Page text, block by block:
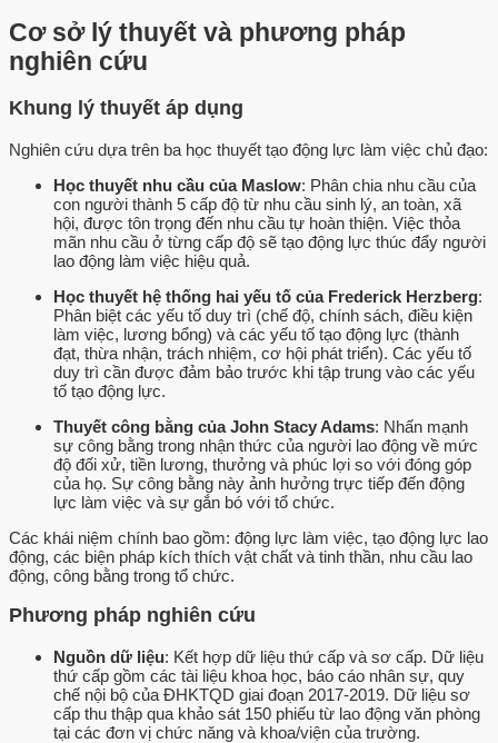
Cơ sở lý thuyết và phương pháp
nghiên cứu
Khung lý thuyết áp dụng
Nghiên cứu dựa trên ba học thuyết tạo động lực làm việc chủ đạo:
Học thuyết nhu cầu của Maslow: Phân chia nhu cầu của
con người thành 5 cấp độ từ nhu cầu sinh lý, an toàn, xã
hội, được tôn trọng đến nhu cầu tự hoàn thiện. Việc thỏa
mãn nhu cầu ở từng cấp độ sẽ tạo động lực thúc đẩy người
lao động làm việc hiệu quả.
Học thuyết hệ thống hai yếu tố của Frederick Herzberg:
Phân biệt các yếu tố duy trì (chế độ, chính sách, điều kiện
làm việc, lương bổng) và các yếu tố tạo động lực (thành
đạt, thừa nhận, trách nhiệm, cơ hội phát triển). Các yếu tố
duy trì cần được đảm bảo trước khi tập trung vào các yếu
tố tạo động lực.
Thuyết công bằng của John Stacy Adams: Nhấn mạnh
sự công bằng trong nhận thức của người lao động về mức
độ đối xử, tiền lương, thưởng và phúc lợi so với đóng góp
của họ. Sự công bằng này ảnh hưởng trực tiếp đến động
lực làm việc và sự gắn bó với tổ chức.
Các khái niệm chính bao gồm: động lực làm việc, tạo động lực lao
động, các biện pháp kích thích vật chất và tinh thần, nhu cầu lao
động, công bằng trong tổ chức.
Phương pháp nghiên cứu
Nguồn dữ liệu: Kết hợp dữ liệu thứ cấp và sơ cấp. Dữ liệu
thứ cấp gồm các tài liệu khoa học, báo cáo nhân sự, quy
chế nội bộ của ĐHKTQD giai đoạn 2017-2019. Dữ liệu sơ
cấp thu thập qua khảo sát 150 phiếu từ lao động văn phòng
tại các đơn vị chức năng và khoa/viện của trường.